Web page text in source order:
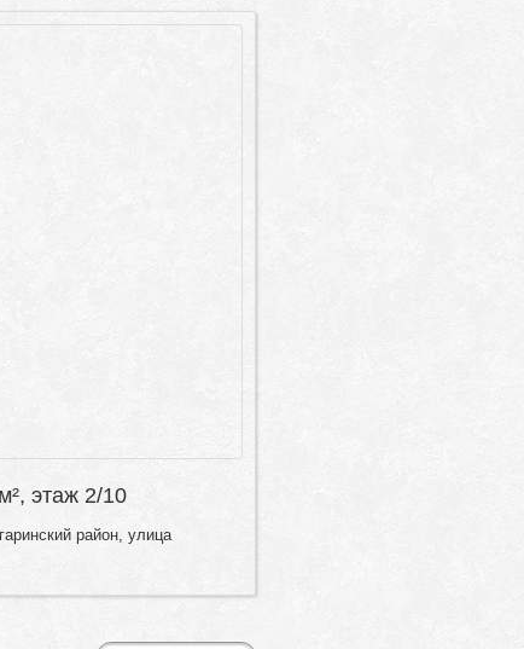
этаж 2/10
район, улица